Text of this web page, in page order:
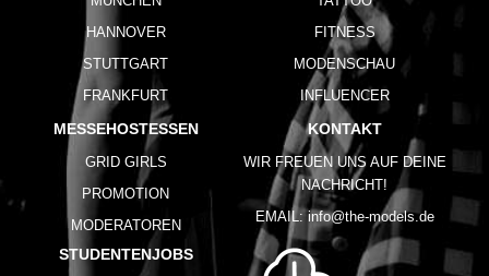
HANNOVER
STUTTGART
FRANKFURT
FITNESS
MODENSCHAU
INFLUENCER
MESSEHOSTESSEN
GRID GIRLS
PROMOTION
MODERATOREN
STUDENTENJOBS
KONTAKT
WIR FREUEN UNS AUF DEINE
NACHRICHT!
EMAIL: info@the-models.de